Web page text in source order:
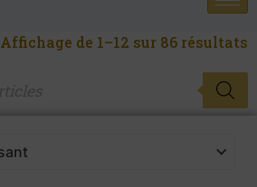
Affichage de 1–12 sur 86 résultats